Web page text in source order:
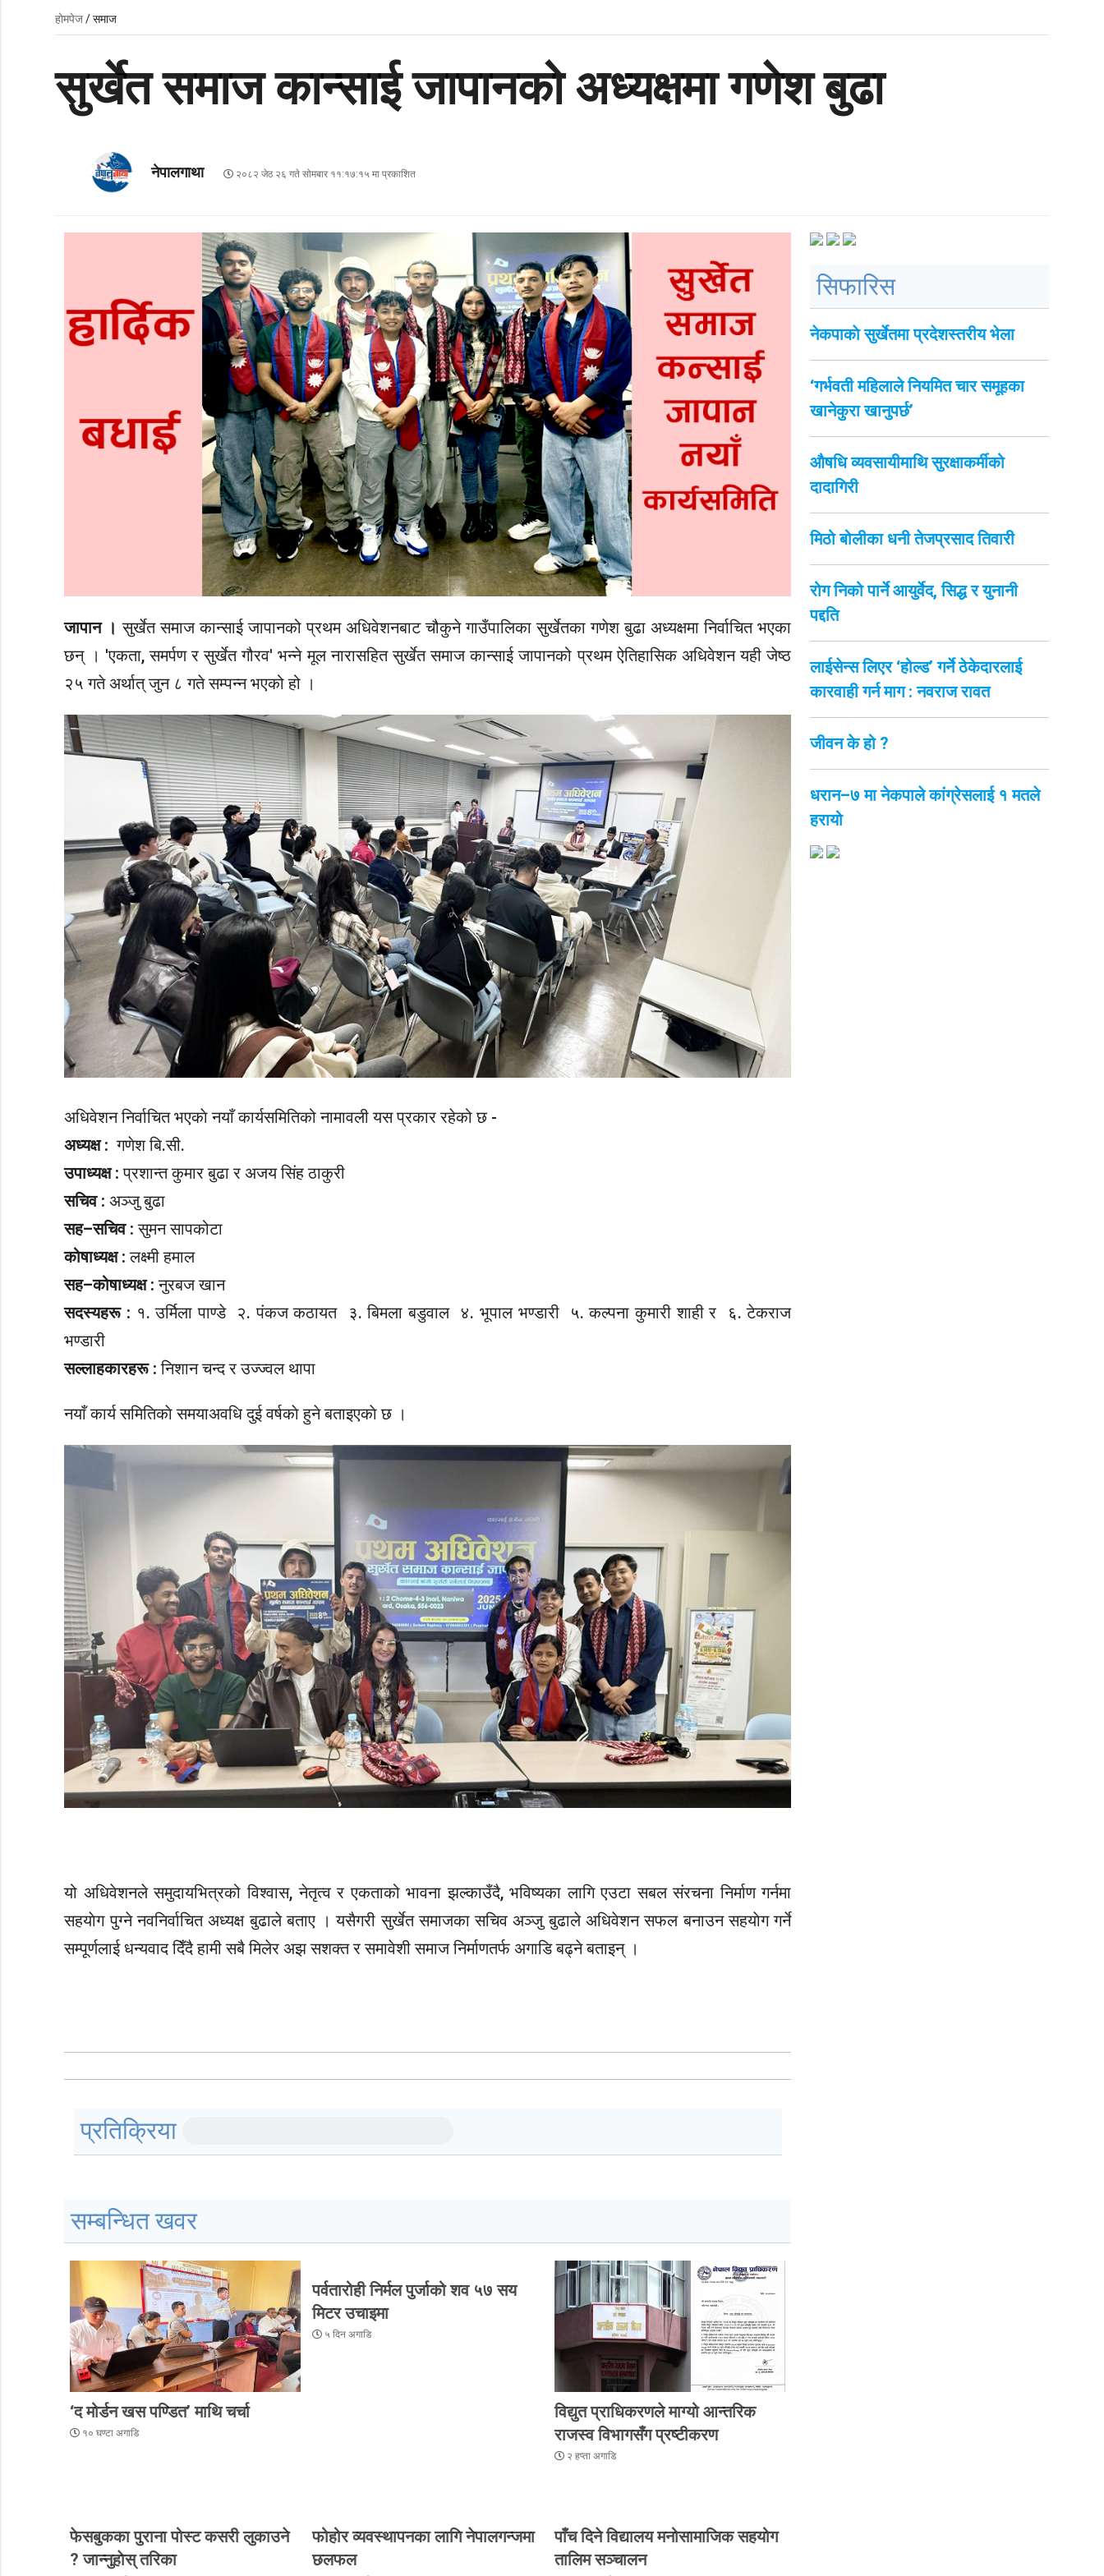
होमपेज/ समाज
सुर्खेत समाज कान्साई जापानको अध्यक्षमा गणेश बुढा
नेपालगाथा २०८२ जेठ २६ गते सोमबार ११:१७:१५ मा प्रकाशित
जापान ।सुर्खेत समाज कान्साई जापानको प्रथम अधिवेशनबाट चौकुने गाउँपालिका सुर्खेतका गणेश बुढा अध्यक्षमा निर्वाचित भएका
छन् । 'एकता, समर्पण र सुर्खेत गौरव' भन्ने मूल नारासहित सुर्खेत समाज कान्साई जापानको प्रथम ऐतिहासिक अधिवेशन यही जेष्ठ
२५ गते अर्थात् जुन ८ गते सम्पन्न भएको हो ।
अधिवेशन निर्वाचित भएकाे नयाँ कार्यसमितिको नामावली यस प्रकार रहेको छ -
अध्यक्ष :गणेश बि.सी.
उपाध्यक्ष :प्रशान्त कुमार बुढा र अजय सिंह ठाकुरी
सचिव :अञ्जु बुढा
सह–सचिव :सुमन सापकोटा
कोषाध्यक्ष :लक्ष्मी हमाल
सह–कोषाध्यक्ष :नुरबज खान
सदस्यहरू : १. उर्मिला पाण्डे २. पंकज कठायत ३. बिमला बडुवाल ४. भूपाल भण्डारी ५. कल्पना कुमारी शाही र ६. टेकराज
भण्डारी
सल्लाहकारहरू : निशान चन्द र उज्ज्वल थापा
नयाँ कार्य समितिकाे समयाअवधि दुई वर्षकाे हुने बताइएकाे छ ।
यो अधिवेशनले समुदायभित्रको विश्वास, नेतृत्व र एकताको भावना झल्काउँदै, भविष्यका लागि एउटा सबल संरचना निर्माण गर्नमा
सहयाेग पुग्ने नवनिर्वाचित अध्यक्ष बुढाले बताए । यसैगरी सुर्खेत समाजका सचिव अञ्जु बुढाले अधिवेशन सफल बनाउन सहयाेग गर्ने
सम्पूर्णलाई धन्यवाद दिँदै हामी सबै मिलेर अझ सशक्त र समावेशी समाज निर्माणतर्फ अगाडि बढ्ने बताइन् ।
प्रतिक्रिया
सम्बन्धित खवर
‘द मोर्डन खस पण्डित’ माथि चर्चा
१० घण्टा अगाडि
पर्वतारोही निर्मल पुर्जाको शव ५७ सय
मिटर उचाइमा
५ दिन अगाडि
विद्युत प्राधिकरणले माग्यो आन्तरिक
राजस्व विभागसँग प्रष्टीकरण
२ हप्ता अगाडि
फेसबुकका पुराना पोस्ट कसरी लुकाउने
? जान्नुहाेस् तरिका
फोहोर व्यवस्थापनका लागि नेपालगन्जमा
छलफल
पाँच दिने विद्यालय मनोसामाजिक सहयोग
तालिम सञ्चालन
सिफारिस
नेकपाकाे सुर्खेतमा प्रदेशस्तरीय भेला
‘गर्भवती महिलाले नियमित चार समूहका
खानेकुरा खानुपर्छ’
औषधि व्यवसायीमाथि सुरक्षाकर्मीको
दादागिरी
मिठो बोलीका धनी तेजप्रसाद तिवारी
रोग निको पार्ने आयुर्वेद, सिद्ध र युनानी
पद्दति
लाईसेन्स लिएर ‘होल्ड’ गर्ने ठेकेदारलाई
कारवाही गर्न माग : नवराज रावत
जीवन के हो ?
धरान–७ मा नेकपाले कांग्रेसलाई १ मतले
हरायो